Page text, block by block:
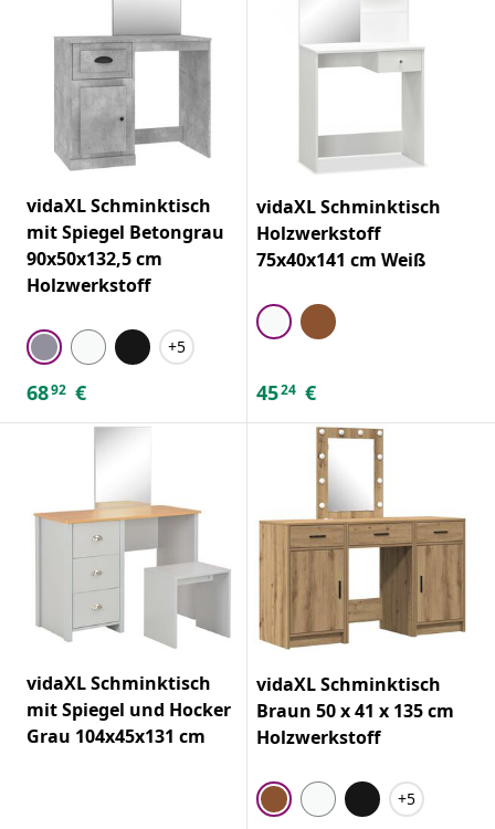
vidaXL Schminktisch
mit Spiegel Betongrau
90x50x132,5 cm
Holzwerkstoff
+5
6892 €
vidaXL Schminktisch
Holzwerkstoff
75x40x141 cm Weiß
4524 €
vidaXL Schminktisch
mit Spiegel und Hocker
Grau 104x45x131 cm
vidaXL Schminktisch
Braun 50 x 41 x 135 cm
Holzwerkstoff
+5